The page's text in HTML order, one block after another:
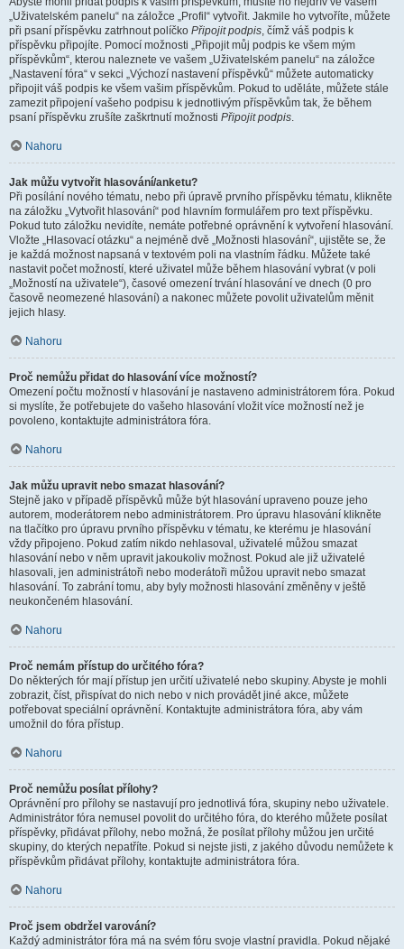
„Uživatelském panelu“ na záložce „Profil“ vytvořit. Jakmile ho vytvoříte, můžete
při psaní příspěvku zatrhnout políčko Připojit podpis, čímž váš podpis k
příspěvku připojíte. Pomocí možnosti „Připojit můj podpis ke všem mým
příspěvkům“, kterou naleznete ve vašem „Uživatelském panelu“ na záložce
„Nastavení fóra“ v sekci „Výchozí nastavení příspěvků“ můžete automaticky
připojit váš podpis ke všem vašim příspěvkům. Pokud to uděláte, můžete stále
zamezit připojení vašeho podpisu k jednotlivým příspěvkům tak, že během
psaní příspěvku zrušíte zaškrtnutí možnosti Připojit podpis.
Nahoru
Jak můžu vytvořit hlasování/anketu?
Při posílání nového tématu, nebo při úpravě prvního příspěvku tématu, klikněte
na záložku „Vytvořit hlasování“ pod hlavním formulářem pro text příspěvku.
Pokud tuto záložku nevidíte, nemáte potřebné oprávnění k vytvoření hlasování.
Vložte „Hlasovací otázku“ a nejméně dvě „Možnosti hlasování“, ujistěte se, že
je každá možnost napsaná v textovém poli na vlastním řádku. Můžete také
nastavit počet možností, které uživatel může během hlasování vybrat (v poli
„Možností na uživatele“), časové omezení trvání hlasování ve dnech (0 pro
časově neomezené hlasování) a nakonec můžete povolit uživatelům měnit
jejich hlasy.
Nahoru
Proč nemůžu přidat do hlasování více možností?
Omezení počtu možností v hlasování je nastaveno administrátorem fóra. Pokud
si myslíte, že potřebujete do vašeho hlasování vložit více možností než je
povoleno, kontaktujte administrátora fóra.
Nahoru
Jak můžu upravit nebo smazat hlasování?
Stejně jako v případě příspěvků může být hlasování upraveno pouze jeho
autorem, moderátorem nebo administrátorem. Pro úpravu hlasování klikněte
na tlačítko pro úpravu prvního příspěvku v tématu, ke kterému je hlasování
vždy připojeno. Pokud zatím nikdo nehlasoval, uživatelé můžou smazat
hlasování nebo v něm upravit jakoukoliv možnost. Pokud ale již uživatelé
hlasovali, jen administrátoři nebo moderátoři můžou upravit nebo smazat
hlasování. To zabrání tomu, aby byly možnosti hlasování změněny v ještě
neukončeném hlasování.
Nahoru
Proč nemám přístup do určitého fóra?
Do některých fór mají přístup jen určití uživatelé nebo skupiny. Abyste je mohli
zobrazit, číst, přispívat do nich nebo v nich provádět jiné akce, můžete
potřebovat speciální oprávnění. Kontaktujte administrátora fóra, aby vám
umožnil do fóra přístup.
Nahoru
Proč nemůžu posílat přílohy?
Oprávnění pro přílohy se nastavují pro jednotlivá fóra, skupiny nebo uživatele.
Administrátor fóra nemusel povolit do určitého fóra, do kterého můžete posílat
příspěvky, přidávat přílohy, nebo možná, že posílat přílohy můžou jen určité
skupiny, do kterých nepatříte. Pokud si nejste jisti, z jakého důvodu nemůžete k
příspěvkům přidávat přílohy, kontaktujte administrátora fóra.
Nahoru
Proč jsem obdržel varování?
Každý administrátor fóra má na svém fóru svoje vlastní pravidla. Pokud nějaké